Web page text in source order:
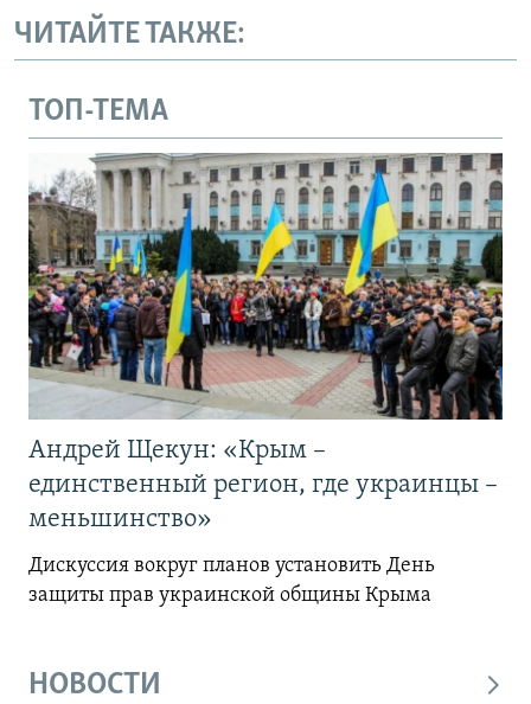
ЧИТАЙТЕ ТАКЖЕ:
ТОП-ТЕМА
Андрей Щекун: «Крым –
единственный регион, где украинцы –
меньшинство»
Дискуссия вокруг планов установить День
защиты прав украинской общины Крыма
НОВОСТИ